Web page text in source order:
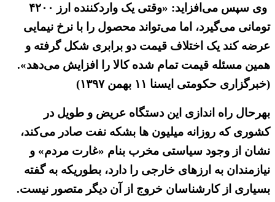
وی سپس می‌افزاید: «وقتی یک واردکننده ارز ۴۲۰۰
تومانی می‌گیرد، اما می‌تواند محصول را با نرخ نیمایی
عرضه کند یک اختلاف قیمت دو برابری شکل گرفته و
همین مسئله قیمت تمام شده کالا را افزایش می‌دهد».
(خبرگزاری حکومتی ایسنا ۱۱ بهمن ۱۳۹۷)
بهرحال راه اندازی این دستگاه عریض و طویل در
کشوری که روزانه میلیون ها بشکه نفت صادر می‌کند،
نشان از وجود سیاستی مخرب بنام «غارت مردم» و
نیازمندان به ارزهای خارجی را دارد، بطوریکه به گفته
بسیاری از کارشناسان خروج از آن دیگر متصور نیست.